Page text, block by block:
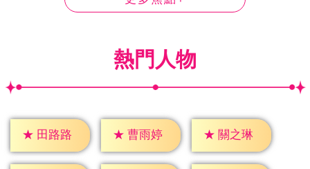
熱門人物
★ 田路路 ★ 曹雨婷 ★ 關之琳